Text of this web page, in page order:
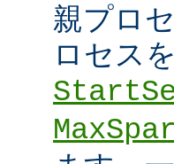
親プロ
ロセス